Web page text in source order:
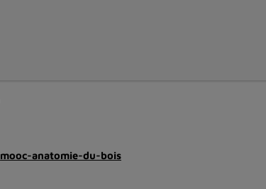
mooc-anatomie-du-bois